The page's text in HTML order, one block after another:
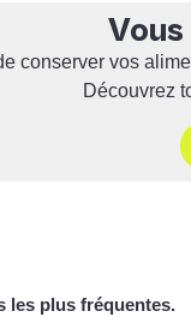
conserver vos
Découvrez
les plus fréquentes.